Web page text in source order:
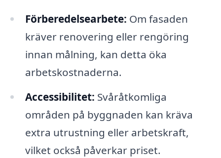
Förberedelsearbete: Om fasaden
kräver renovering eller rengöring
innan målning, kan detta öka
arbetskostnaderna.
Accessibilitet: Svåråtkomliga
områden på byggnaden kan kräva
extra utrustning eller arbetskraft,
vilket också påverkar priset.